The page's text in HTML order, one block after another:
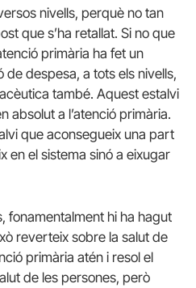
nivells, perquè no tan
que s’ha retallat. Si no que
primària ha fet un
despesa, a tots els nivells,
també. Aquest estalvi
absolut a l’atenció primària.
que aconsegueix una part
en el sistema sinó a eixugar
fonamentalment hi ha hagut
reverteix sobre la salut de
primària atén i resol el
de les persones, però